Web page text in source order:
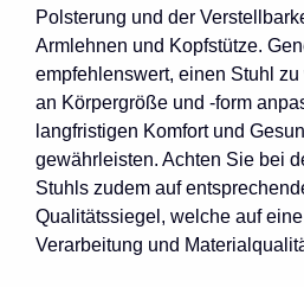
Polsterung und der
Armlehnen und Kopfstütze.
empfehlenswert, einen Stuhl zu
an Körpergröße und -form
langfristigen Komfort und
gewährleisten. Achten Sie bei
Stuhls zudem auf
Qualitätssiegel, welche auf
Verarbeitung und